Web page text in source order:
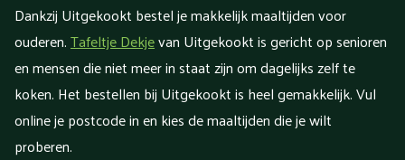
Dankzij Uitgekookt bestel je makkelijk maaltijden voor
ouderen.Tafeltje Dekjevan Uitgekookt is gericht op senioren
en mensen die niet meer in staat zijn om dagelijks zelf te
koken. Het bestellen bij Uitgekookt is heel gemakkelijk. Vul
online je postcode in en kies de maaltijden die je wilt
proberen.